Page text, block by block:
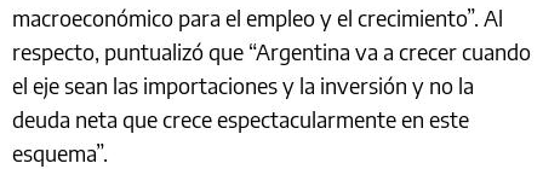
macroeconómico para el empleo y el crecimiento”. Al
respecto, puntualizó que “Argentina va a crecer cuando
el eje sean las importaciones y la inversión y no la
deuda neta que crece espectacularmente en este
esquema”.